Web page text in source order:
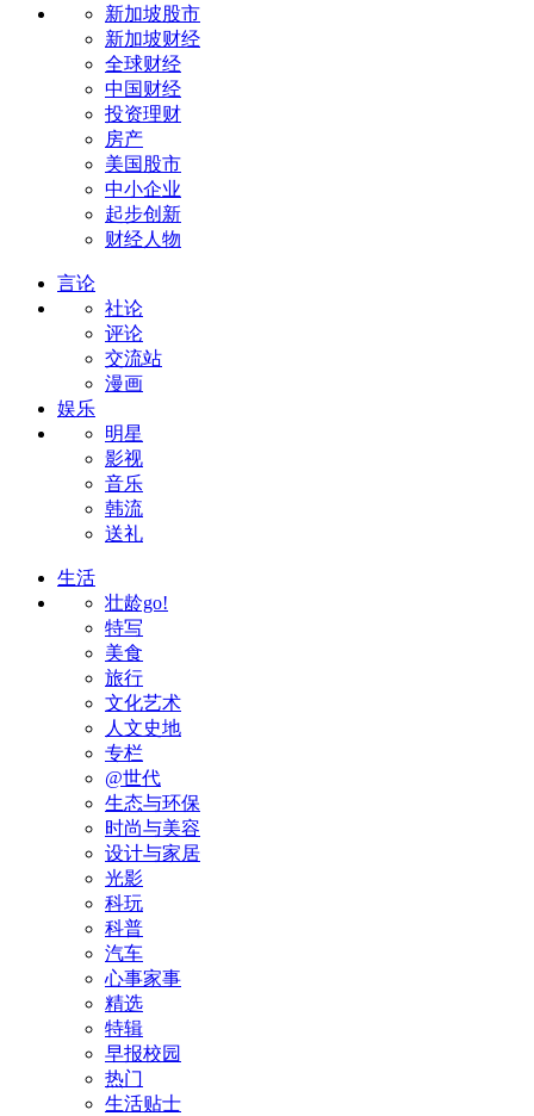
新加坡股市
新加坡财经
全球财经
中国财经
投资理财
房产
美国股市
中小企业
起步创新
财经人物
言论
社论
评论
交流站
漫画
娱乐
明星
影视
音乐
韩流
送礼
生活
壮龄go!
特写
美食
旅行
文化艺术
人文史地
专栏
@世代
生态与环保
时尚与美容
设计与家居
光影
科玩
科普
汽车
心事家事
精选
特辑
早报校园
热门
生活贴士